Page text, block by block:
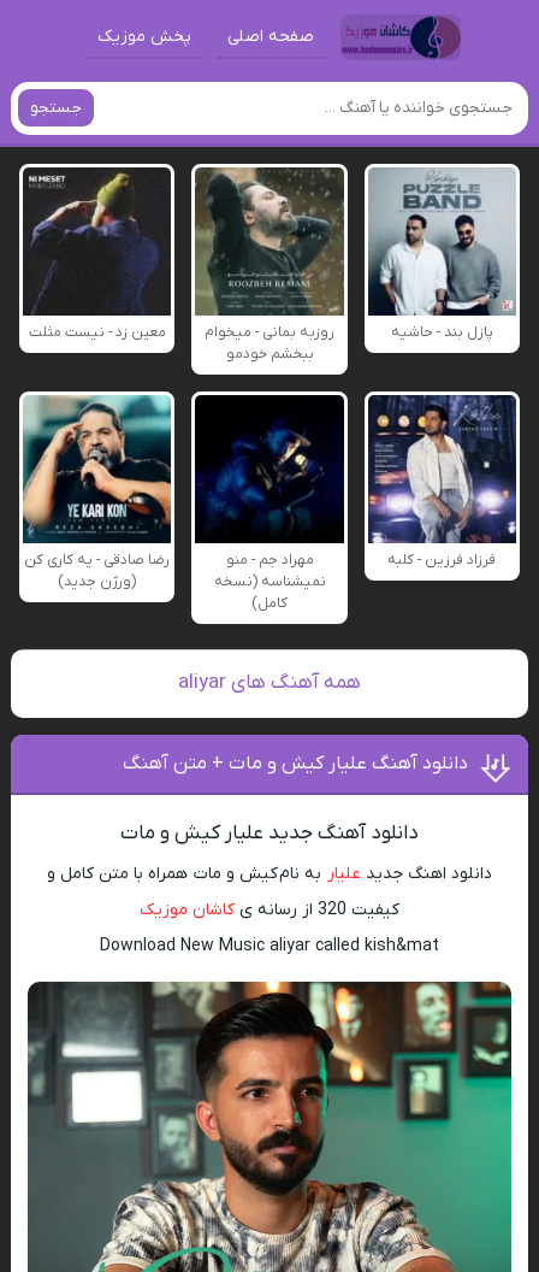
صفحه اصلی پخش موزیک
جستجو
پازل بند - حاشیه
روزبه بمانی - میخوام
ببخشم خودمو
معین زد - نیست مثلت
فرزاد فرزین - کلبه
مهراد جم - منو
نمیشناسه (نسخه
کامل)
رضا صادقی - یه کاری کن
(ورژن جدید)
همه آهنگ های aliyar
دانلود آهنگ علیار کیش و مات + متن آهنگ
دانلود آهنگ جدید علیار کیش و مات
دانلود اهنگ جدید علیار به نام کیش و مات همراه با متن کامل و
کیفیت 320 از رسانه ی
کاشان موزیک
Download New Music aliyar called kish&mat